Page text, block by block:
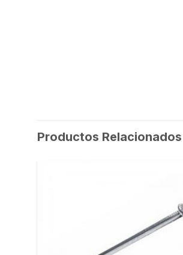
Productos Relacionados